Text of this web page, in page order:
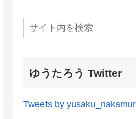
ゆうたろう Twitter
Tweets by